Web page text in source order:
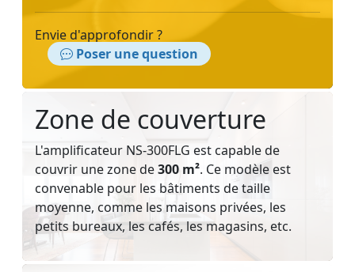
Envie d'approfondir ?
Poser une question
Zone de couverture
L'amplificateur NS-300FLG est capable de
couvrir une zone de300 m². Ce modèle est
convenable pour les bâtiments de taille
moyenne, comme les maisons privées, les
petits bureaux, les cafés, les magasins, etc.